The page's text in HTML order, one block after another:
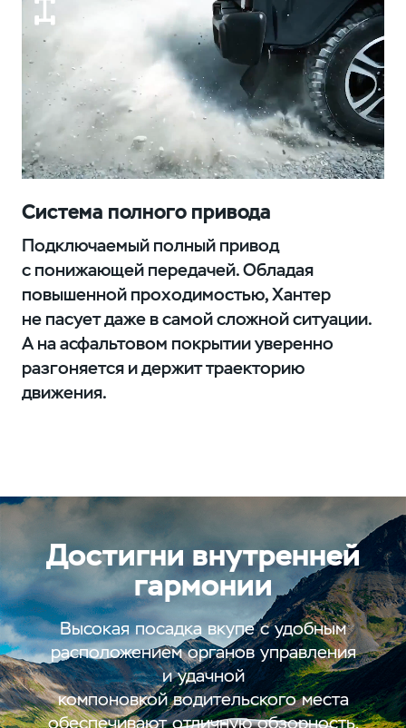
Система полного привода
Подключаемый полный привод
с понижающей передачей. Обладая
повышенной проходимостью, Хантер
не пасует даже в самой сложной ситуации.
А на асфальтовом покрытии уверенно
разгоняется и держит траекторию
движения.
Достигни внутренней
гармонии
Высокая посадка вкупе с удобным
расположением органов управления
и удачной
компоновкой водительского места
обеспечивают отличную обзорность.